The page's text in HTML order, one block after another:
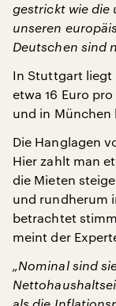
gestrickt wie die
unseren
Deutschen sind
In Stuttgart liegt
etwa 16 Euro
und in München
Die Hanglagen
Hier zahlt man
die Mieten
und rundherum
betrachtet
meint der
„Nominal sind